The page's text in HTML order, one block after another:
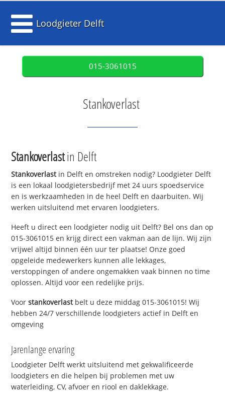
Loodgieter Delft
015-3061015
Stankoverlast
Stankoverlastin Delft
Stankoverlastin Delft en omstreken nodig? Loodgieter Delft
is een lokaal loodgietersbedrijf met 24 uurs spoedservice
en is werkzaamheden in de heel Delft en daarbuiten. Wij
werken uitsluitend met ervaren loodgieters.
Heeft u direct een loodgieter nodig uit Delft? Bel ons dan op
015-3061015 en krijg direct een vakman aan de lijn. Wij zijn
vrijwel altijd binnen één uur ter plaatse! Onze goed
opgeleide medewerkers kunnen alle lekkages,
verstoppingen of andere ongemakken vaak binnen no time
oplossen. Altijd voor een redelijke prijs.
Voorstankoverlastbelt u deze middag 015-3061015! Wij
hebben 24/7 verschillende loodgieters actief in Delft en
omgeving
Jarenlange ervaring
Loodgieter Delft werkt uitsluitend met gekwalificeerde
loodgieters en die helpen bij problemen met uw
waterleiding, CV, afvoer en riool en daklekkage.